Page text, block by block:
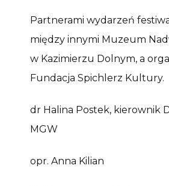
Partnerami wydarzeń
między innymi Muzeum
w Kazimierzu Dolnym, a
Fundacja Spichlerz Kultury.
dr Halina Postek, kierownik
MGW
opr. Anna Kilian